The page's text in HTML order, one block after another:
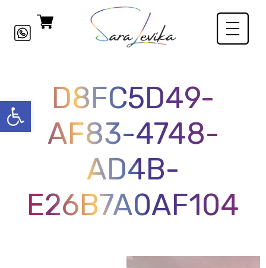
פתח
D8FC5D49-
AF83-4748-
AD4B-
E26B7A0AF104